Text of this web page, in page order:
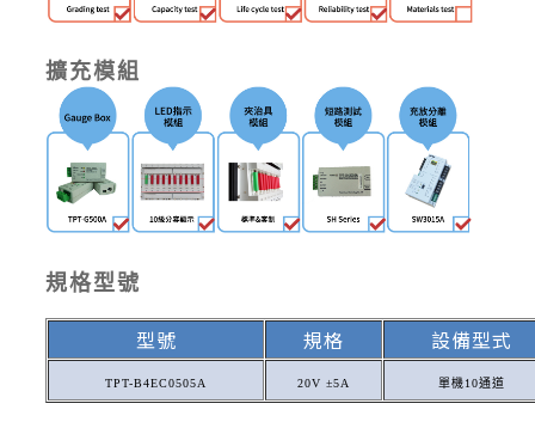
擴充模組
規格型號
型號 規格 設備型式
TPT-B4EC0505A 20V ±5A 單機10通道